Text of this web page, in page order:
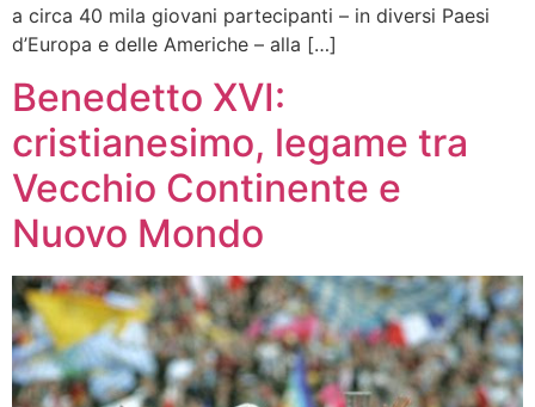
a circa 40 mila giovani partecipanti – in diversi Paesi
d’Europa e delle Americhe – alla […]
Benedetto XVI:
cristianesimo, legame tra
Vecchio Continente e
Nuovo Mondo